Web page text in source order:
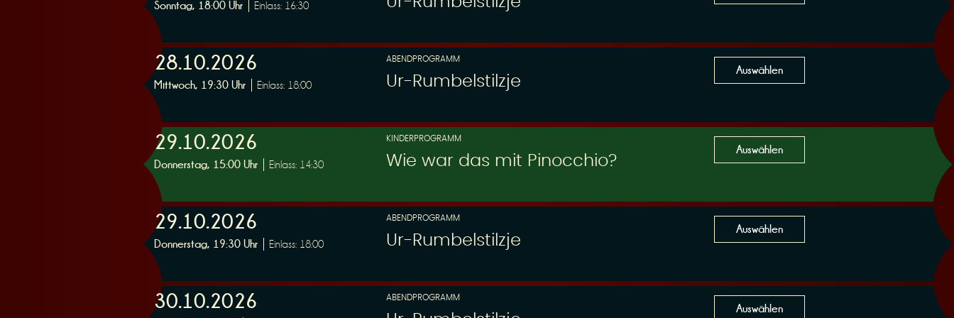
Sonntag, 18:00 Uhr Einlass: 16:30
28.10.2026
Mittwoch, 19:30 Uhr Einlass: 18:00
ABENDPROGRAMM
Ur-Rumbelstilzje
Auswählen
29.10.2026
Donnerstag, 15:00 Uhr Einlass: 14:30
KINDERPROGRAMM
Wie war das mit Pinocchio?
Auswählen
29.10.2026
Donnerstag, 19:30 Uhr Einlass: 18:00
ABENDPROGRAMM
Ur-Rumbelstilzje
Auswählen
30.10.2026 ABENDPROGRAMM
Auswählen